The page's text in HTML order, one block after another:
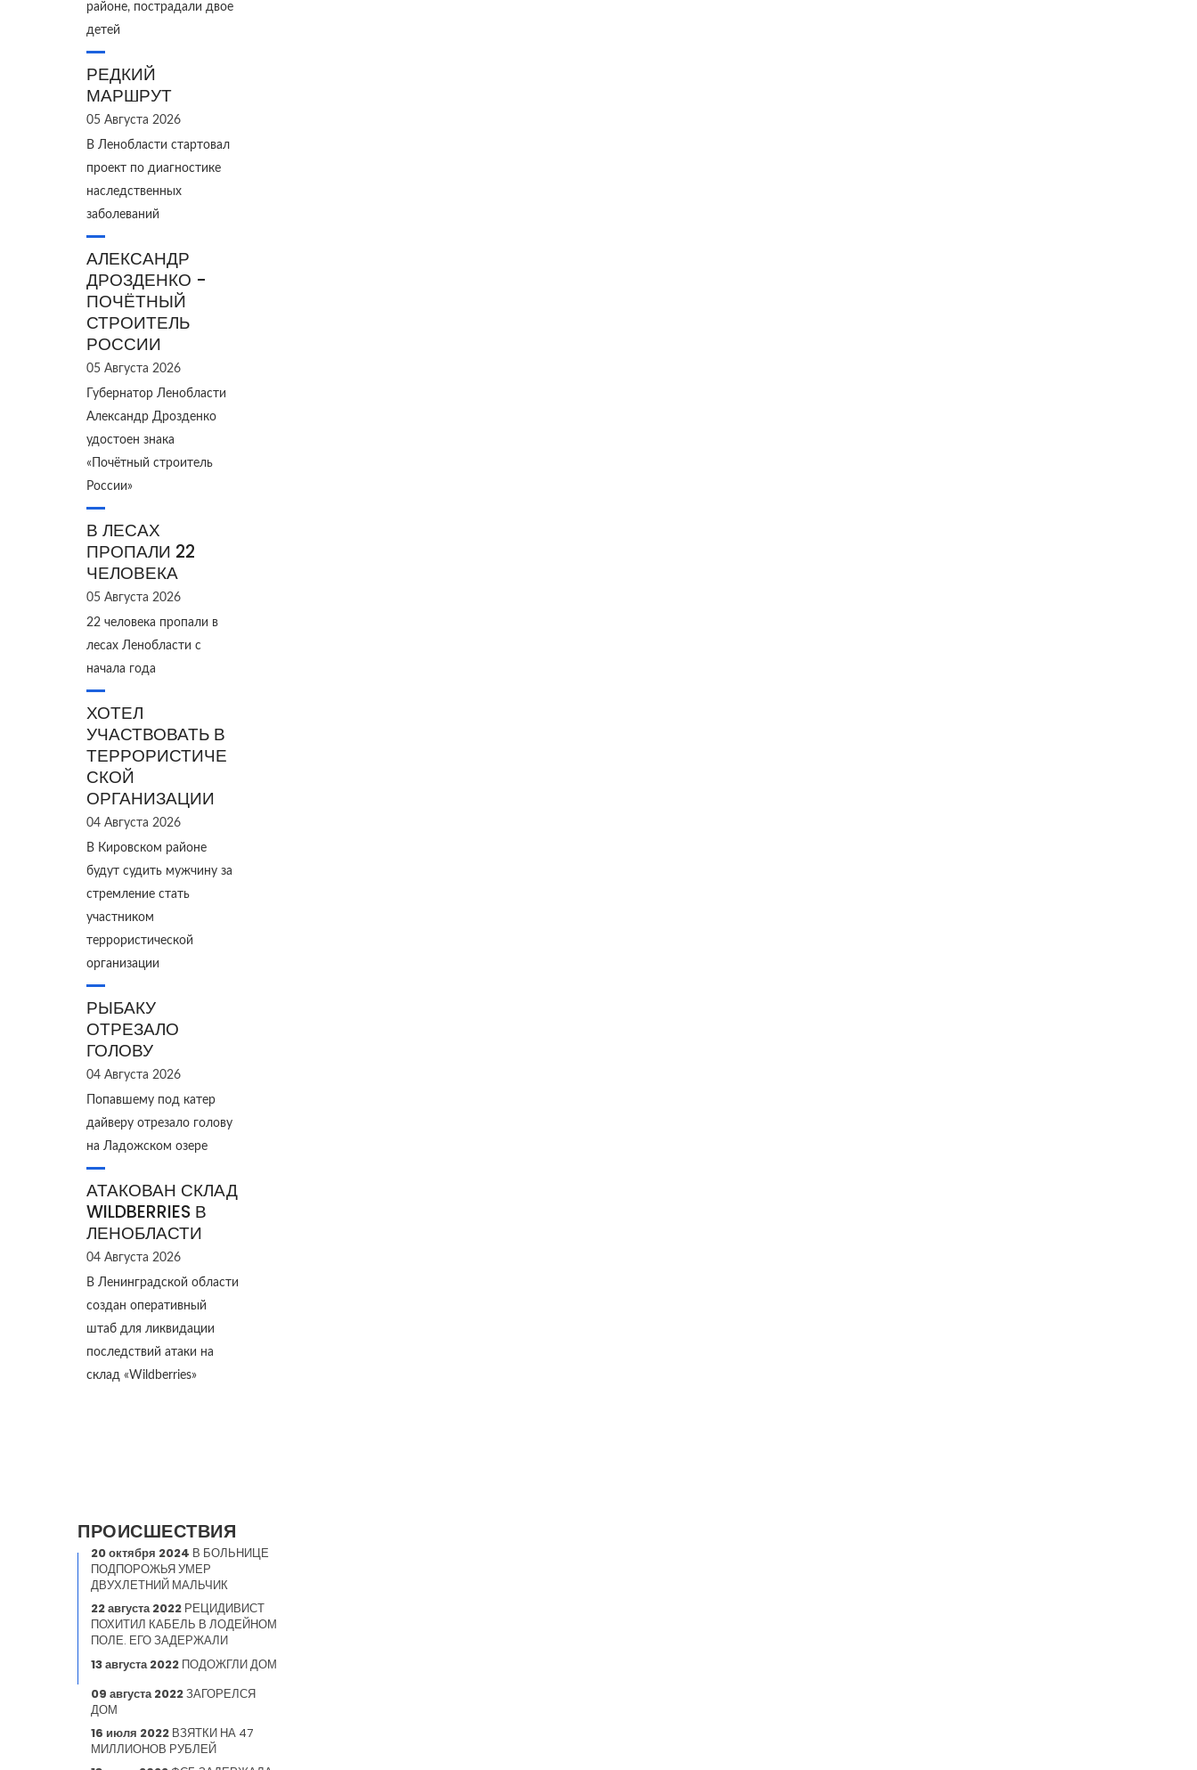
районе, пострадали двое
детей
РЕДКИЙ
МАРШРУТ
05 Августа 2026
В Ленобласти стартовал
проект по диагностике
наследственных
заболеваний
АЛЕКСАНДР
ДРОЗДЕНКО -
ПОЧЁТНЫЙ
СТРОИТЕЛЬ
РОССИИ
05 Августа 2026
Губернатор Ленобласти
Александр Дрозденко
удостоен знака
«Почётный строитель
России»
В ЛЕСАХ
ПРОПАЛИ 22
ЧЕЛОВЕКА
05 Августа 2026
22 человека пропали в
лесах Ленобласти с
начала года
ХОТЕЛ
УЧАСТВОВАТЬ В
ТЕРРОРИСТИЧЕ
СКОЙ
ОРГАНИЗАЦИИ
04 Августа 2026
В Кировском районе
будут судить мужчину за
стремление стать
участником
террористической
организации
РЫБАКУ
ОТРЕЗАЛО
ГОЛОВУ
04 Августа 2026
Попавшему под катер
дайверу отрезало голову
на Ладожском озере
АТАКОВАН СКЛАД
WILDBERRIES В
ЛЕНОБЛАСТИ
04 Августа 2026
В Ленинградской области
создан оперативный
штаб для ликвидации
последствий атаки на
склад «Wildberries»
ПРОИСШЕСТВИЯ
20 октября 2024 В БОЛЬНИЦЕ
ПОДПОРОЖЬЯ УМЕР
ДВУХЛЕТНИЙ МАЛЬЧИК
22 августа 2022 РЕЦИДИВИСТ
ПОХИТИЛ КАБЕЛЬ В ЛОДЕЙНОМ
ПОЛЕ. ЕГО ЗАДЕРЖАЛИ
13 августа 2022 ПОДОЖГЛИ ДОМ
09 августа 2022ЗАГОРЕЛСЯ
ДОМ
16 июля 2022 ВЗЯТКИ НА 47
МИЛЛИОНОВ РУБЛЕЙ